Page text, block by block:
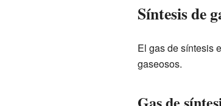
Síntesis de
El gas de síntesis
gaseosos.